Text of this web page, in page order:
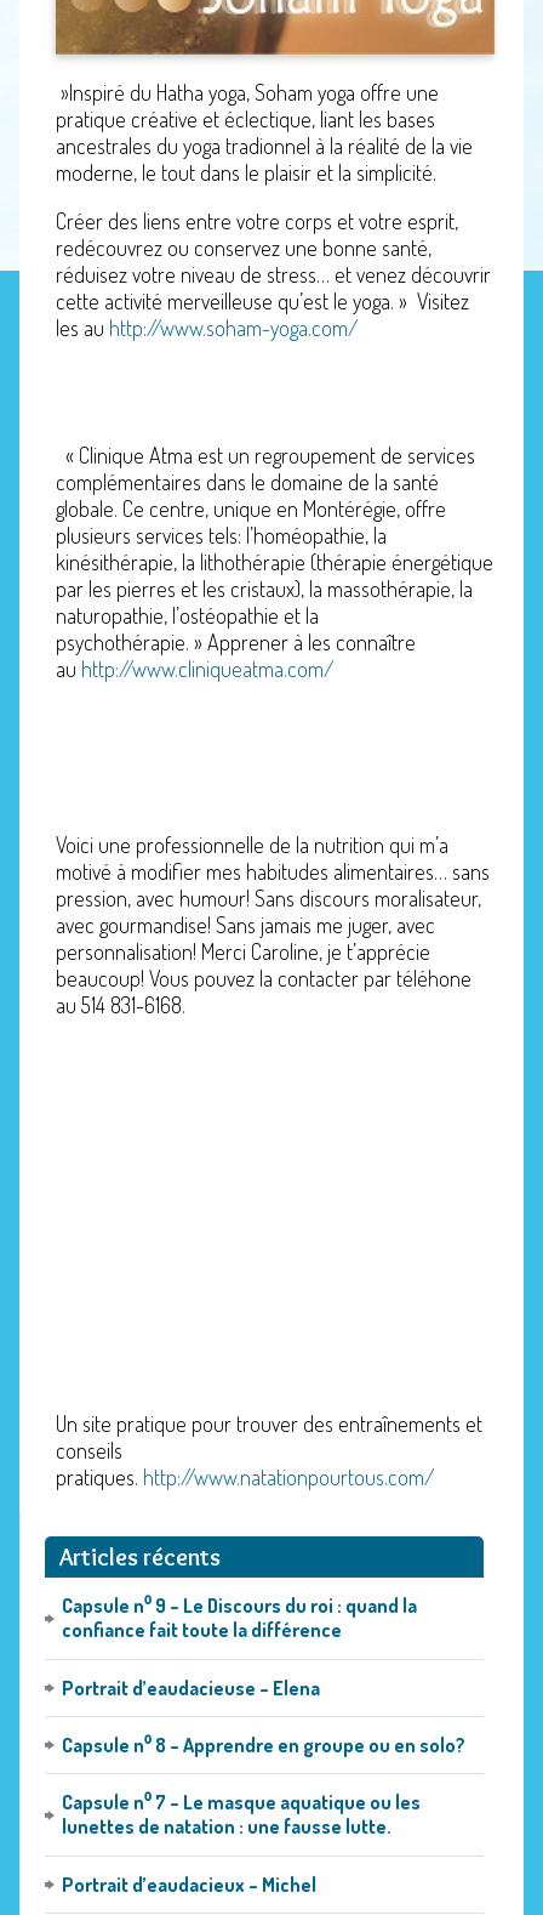
»Inspiré du Hatha yoga, Soham yoga offre une
pratique créative et éclectique, liant les bases
ancestrales du yoga tradionnel à la réalité de la vie
moderne, le tout dans le plaisir et la simplicité.
Créer des liens entre votre corps et votre esprit,
redécouvrez ou conservez une bonne santé,
réduisez votre niveau de stress… et venez découvrir
cette activité merveilleuse qu’est le yoga. » Visitez
les au http://www.soham-yoga.com/
« Clinique Atma est un regroupement de services
complémentaires dans le domaine de la santé
globale. Ce centre, unique en Montérégie, offre
plusieurs services tels: l’homéopathie, la
kinésithérapie, la lithothérapie (thérapie énergétique
par les pierres et les cristaux), la massothérapie, la
naturopathie, l’ostéopathie et la
psychothérapie. » Apprener à les connaître
au http://www.cliniqueatma.com/
Voici une professionnelle de la nutrition qui m’a
motivé à modifier mes habitudes alimentaires… sans
pression, avec humour! Sans discours moralisateur,
avec gourmandise! Sans jamais me juger, avec
personnalisation! Merci Caroline, je t’apprécie
beaucoup! Vous pouvez la contacter par téléhone
au 514 831-6168.
Un site pratique pour trouver des entraînements et
conseils
pratiques. http://www.natationpourtous.com/
Articles récents
Capsule n⁰ 9 – Le Discours du roi : quand la
confiance fait toute la différence
Portrait d’eaudacieuse – Elena
Capsule n⁰ 8 – Apprendre en groupe ou en solo?
Capsule n⁰ 7 – Le masque aquatique ou les
lunettes de natation : une fausse lutte.
Portrait d’eaudacieux – Michel